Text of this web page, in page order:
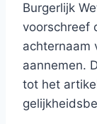
Burgerlijk
voorschreef
achternaam
aannemen.
tot het